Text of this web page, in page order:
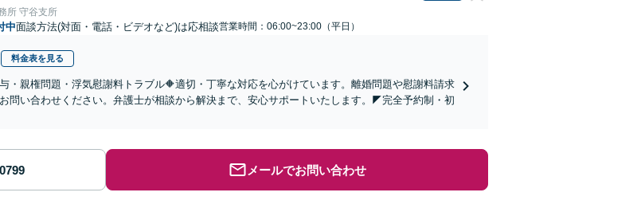
所 守谷支所
中面談方法(対面・電話・ビデオなど)は応相談営業時間：06:00~23:00（平日）
料金表を見る
・親権問題・浮気慰謝料トラブル🔶適切・丁寧な対応を心がけています。離婚問題や慰謝料請求
問い合わせください。弁護士が相談から解決まで、安心サポートいたします。◤完全予約制・初
メールでお問い合わせ